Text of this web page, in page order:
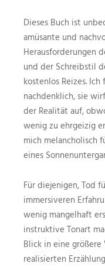
Dieses Buch ist
amüsante und
Herausforderungen
und der Schreibstil
kostenlos Reizes.
nachdenklich, sie
der Realität auf,
wenig zu ehrgeizig
mich melancholisch
eines
Für diejenigen, Tod
immersiveren
wenig mangelhaft
instruktive Tonart
Blick in eine
realisierten